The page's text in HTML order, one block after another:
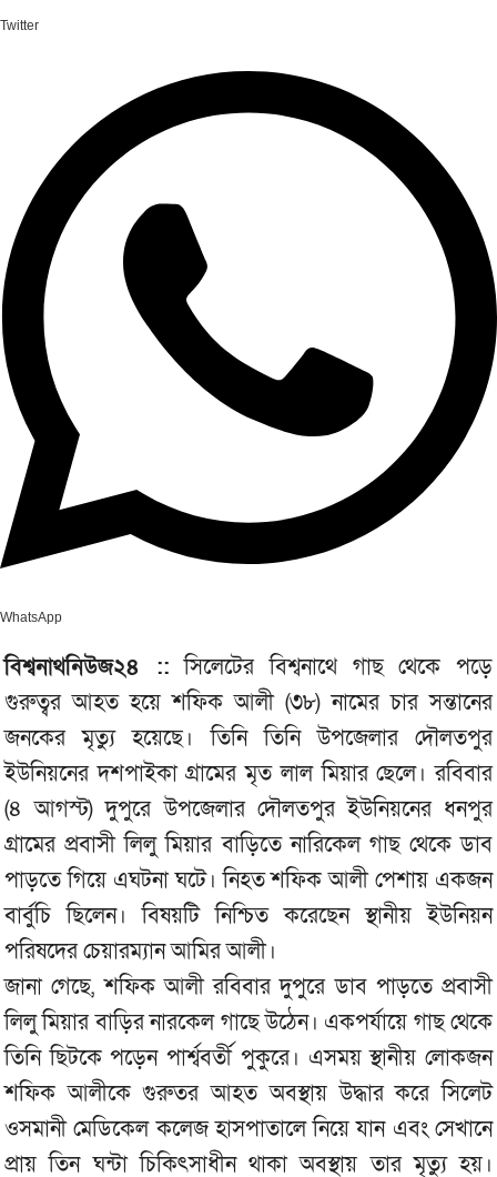
Twitter
WhatsApp
বিশ্বনাথনিউজ২৪ :: সিলেটের বিশ্বনাথে গাছ থেকে পড়ে
গুরুত্বর আহত হয়ে শফিক আলী (৩৮) নামের চার সন্তানের
জনকের মৃত্যু হয়েছে। তিনি তিনি উপজেলার দৌলতপুর
ইউনিয়নের দশপাইকা গ্রামের মৃত লাল মিয়ার ছেলে। রবিবার
(৪ আগস্ট) দুপুরে উপজেলার দৌলতপুর ইউনিয়নের ধনপুর
গ্রামের প্রবাসী লিলু মিয়ার বাড়িতে নারিকেল গাছ থেকে ডাব
পাড়তে গিয়ে এঘটনা ঘটে। নিহত শফিক আলী পেশায় একজন
বার্বুচি ছিলেন। বিষয়টি নিশ্চিত করেছেন স্থানীয় ইউনিয়ন
পরিষদের চেয়ারম্যান আমির আলী।
জানা গেছে, শফিক আলী রবিবার দুপুরে ডাব পাড়তে প্রবাসী
লিলু মিয়ার বাড়ির নারকেল গাছে উঠেন। একপর্যায়ে গাছ থেকে
তিনি ছিটকে পড়েন পার্শ্ববর্তী পুকুরে। এসময় স্থানীয় লোকজন
শফিক আলীকে গুরুতর আহত অবস্থায় উদ্ধার করে সিলেট
ওসমানী মেডিকেল কলেজ হাসপাতালে নিয়ে যান এবং সেখানে
প্রায় তিন ঘন্টা চিকিৎসাধীন থাকা অবস্থায় তার মৃত্যু হয়।